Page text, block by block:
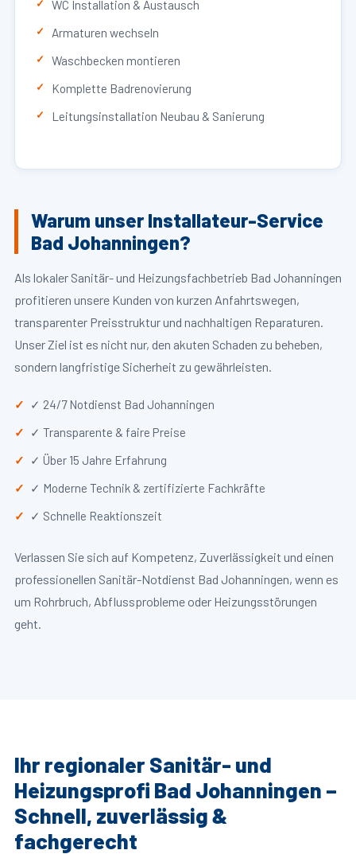
WC Installation & Austausch
Armaturen wechseln
Waschbecken montieren
Komplette Badrenovierung
Leitungsinstallation Neubau & Sanierung
Warum unser Installateur-Service
Bad Johanningen?
Als lokaler Sanitär- und Heizungsfachbetrieb Bad Johanningen
profitieren unsere Kunden von kurzen Anfahrtswegen,
transparenter Preisstruktur und nachhaltigen Reparaturen.
Unser Ziel ist es nicht nur, den akuten Schaden zu beheben,
sondern langfristige Sicherheit zu gewährleisten.
✓ 24/7 Notdienst Bad Johanningen
✓ Transparente & faire Preise
✓ Über 15 Jahre Erfahrung
✓ Moderne Technik & zertifizierte Fachkräfte
✓ Schnelle Reaktionszeit
Verlassen Sie sich auf Kompetenz, Zuverlässigkeit und einen
professionellen Sanitär-Notdienst Bad Johanningen, wenn es
um Rohrbruch, Abflussprobleme oder Heizungsstörungen
geht.
Ihr regionaler Sanitär- und
Heizungsprofi Bad Johanningen –
Schnell, zuverlässig &
fachgerecht